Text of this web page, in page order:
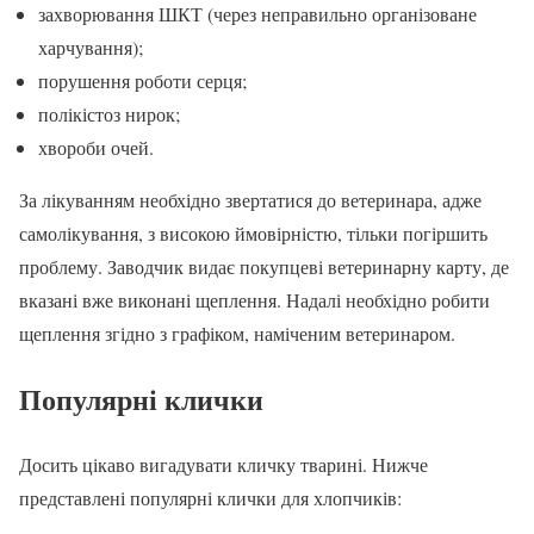
захворювання ШКТ (через неправильно організоване
харчування);
порушення роботи серця;
полікістоз нирок;
хвороби очей.
За лікуванням необхідно звертатися до ветеринара, адже
самолікування, з високою ймовірністю, тільки погіршить
проблему. Заводчик видає покупцеві ветеринарну карту, де
вказані вже виконані щеплення. Надалі необхідно робити
щеплення згідно з графіком, наміченим ветеринаром.
Популярні клички
Досить цікаво вигадувати кличку тварині. Нижче
представлені популярні клички для хлопчиків: